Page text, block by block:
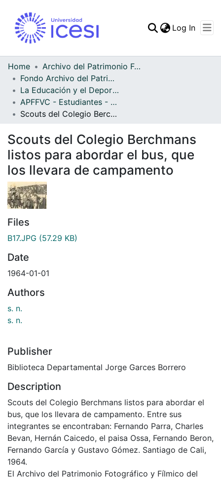
Log In
Home
Archivo del Patrimonio Fotográfico y Fílmico del Valle del Cauca
Fondo Archivo del Patrimonio Fotográfico y Fílmico del Valle del Cauca
La Educación y el Deporte
APFFVC - Estudiantes - Patrimonial
Scouts del Colegio Berchmans listos para abordar el bus, que los llevara de campamento
Scouts del Colegio Berchmans
listos para abordar el bus, que
los llevara de campamento
Files
B17.JPG (57.29 KB)
Date
1964-01-01
Authors
s. n.
s. n.
Publisher
Biblioteca Departamental Jorge Garces Borrero
Description
Scouts del Colegio Berchmans listos para abordar el
bus, que los llevara de campamento. Entre sus
integrantes se encontraban: Fernando Parra, Charles
Bevan, Hernán Caicedo, el paisa Ossa, Fernando Beron,
Fernando García y Gustavo Gómez. Santiago de Cali,
1964.
El Archivo del Patrimonio Fotográfico y Fílmico del